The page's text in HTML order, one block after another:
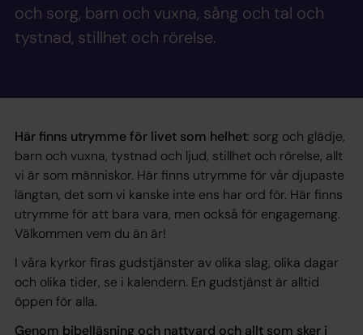
och sorg, barn och vuxna, sång och tal och
tystnad, stillhet och rörelse.
Här finns utrymme för livet som helhet: sorg och glädje,
barn och vuxna, tystnad och ljud, stillhet och rörelse, allt
vi är som människor. Här finns utrymme för vår djupaste
längtan, det som vi kanske inte ens har ord för. Här finns
utrymme för att bara vara, men också för engagemang.
Välkommen vem du än är!
I våra kyrkor firas gudstjänster av olika slag, olika dagar
och olika tider, se i kalendern. En gudstjänst är alltid
öppen för alla.
Genom bibelläsning och nattvard och allt som sker i